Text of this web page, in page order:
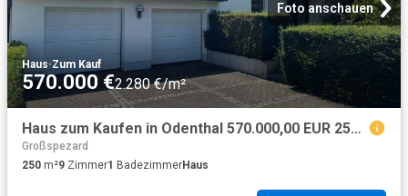
Foto anschauen
Haus·Zum Kauf
570.000 €2.280 €/m²
Haus zum Kaufen in Odenthal 570.000,00 EUR 250.92 m²
Großspezard
250 m²9 Zimmer1 BadezimmerHaus